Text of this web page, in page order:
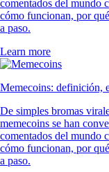
comentados del mundo
cómo funcionan, por
a paso.
Learn more
Memecoins: definición,
De simples bromas
memecoins se han
comentados del mundo
cómo funcionan, por
a paso.